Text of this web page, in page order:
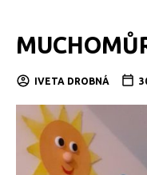
IVETA DROBNÁ